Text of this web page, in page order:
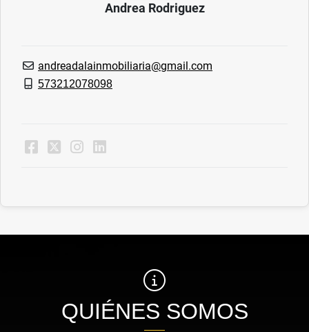
Andrea Rodriguez
andreadalainmobiliaria@gmail.com
573212078098
QUIÉNES SOMOS